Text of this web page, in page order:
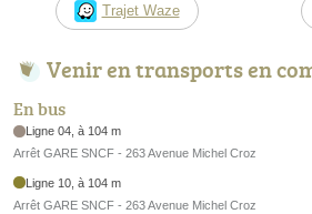
Trajet Waze
Venir en transports en
En bus
Ligne 04, à 104 m
Arrêt GARE SNCF - 263 Avenue Michel Croz
Ligne 10, à 104 m
Arrêt GARE SNCF - 263 Avenue Michel Croz